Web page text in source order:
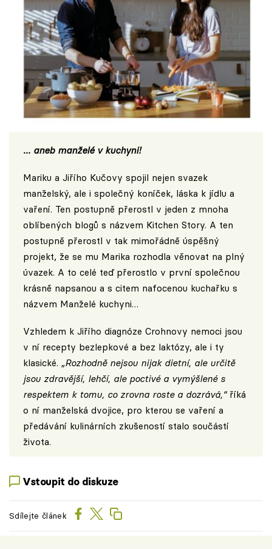
… aneb manželé v kuchyni!
Mariku a Jiřího Kučovy spojil nejen svazek
manželský, ale i společný koníček, láska k jídlu a
vaření. Ten postupně přerostl v jeden z mnoha
oblíbených blogů s názvem Kitchen Story. A ten
postupně přerostl v tak mimořádně úspěšný
projekt, že se mu Marika rozhodla věnovat na plný
úvazek. A to celé teď přerostlo v první společnou
krásně napsanou a s citem nafocenou kuchařku s
názvem Manželé kuchyni…
Vzhledem k Jiřího diagnóze Crohnovy nemoci jsou
v ní recepty bezlepkové a bez laktózy, ale i ty
klasické. „Rozhodně nejsou nijak dietní, ale určitě
jsou zdravější, lehčí, ale poctivé a vymýšlené s
respektem k tomu, co zrovna roste a dozrává,“říká
o ní manželská dvojice, pro kterou se vaření a
předávání kulinárních zkušeností stalo součástí
života.
Vstoupit do diskuze
Sdílejte článek